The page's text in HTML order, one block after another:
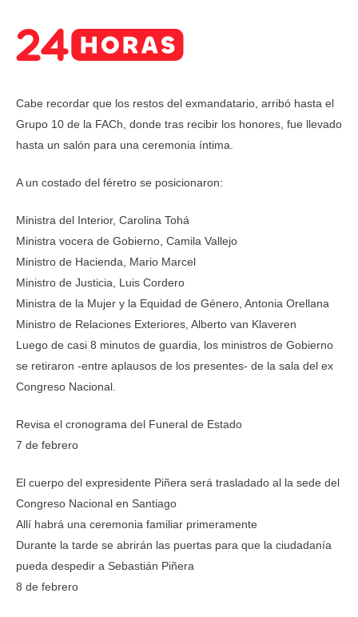
Cabe recordar que los restos del exmandatario, arribó hasta el
Grupo 10 de la FACh, donde tras recibir los honores, fue llevado
hasta un salón para una ceremonia íntima.
A un costado del féretro se posicionaron:
Ministra del Interior, Carolina Tohá
Ministra vocera de Gobierno, Camila Vallejo
Ministro de Hacienda, Mario Marcel
Ministro de Justicia, Luis Cordero
Ministra de la Mujer y la Equidad de Género, Antonia Orellana
Ministro de Relaciones Exteriores, Alberto van Klaveren
Luego de casi 8 minutos de guardia, los ministros de Gobierno
se retiraron -entre aplausos de los presentes- de la sala del ex
Congreso Nacional.
Revisa el cronograma del Funeral de Estado
7 de febrero
El cuerpo del expresidente Piñera será trasladado al la sede del
Congreso Nacional en Santiago
Allí habrá una ceremonia familiar primeramente
Durante la tarde se abrirán las puertas para que la ciudadanía
pueda despedir a Sebastián Piñera
8 de febrero